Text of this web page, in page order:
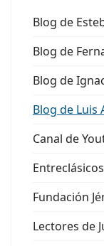
Blog de
Blog de
Blog de
Blog de Luis
Canal de
Entreclásicos
Fundación
Lectores de